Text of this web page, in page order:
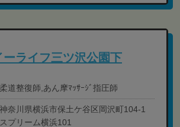
ーライフ三ツ沢公園下
柔道整復師,あん摩ﾏｯｻｰｼﾞ指圧師
神奈川県横浜市保土ケ谷区岡沢町104-1
スプリーム横浜101